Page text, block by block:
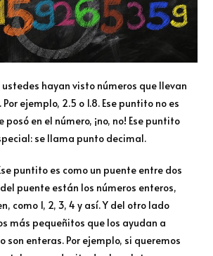
hayan visto números que llevan
ejemplo, 2.5 o 1.8. Ese puntito no es
posó en el número, ¡no, no! Ese puntito
se llama punto decimal.
puntito es como un puente entre dos
puente están los números enteros,
como 1, 2, 3, 4 y así. Y del otro lado
más pequeñitos que los ayudan a
son enteras. Por ejemplo, si queremos